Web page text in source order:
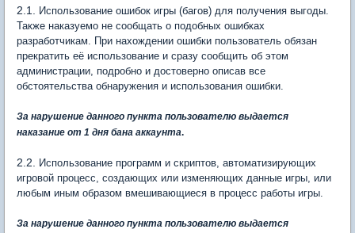
2.1.
Использование ошибок игры (багов) для получения выгоды.
Также наказуемо не сообщать о подобных ошибках
разработчикам. При нахождении ошибки пользователь обязан
прекратить её использование и сразу сообщить об этом
администрации, подробно и достоверно описав все
обстоятельства обнаружения и использования ошибки.
За нарушение данного пункта пользователю выдается
наказание от 1 дня бана аккаунта.
2.2.
Использование программ и скриптов, автоматизирующих
игровой процесс, создающих или изменяющих данные игры, или
любым иным образом вмешивающиеся в процесс работы игры.
За нарушение данного пункта пользователю выдается